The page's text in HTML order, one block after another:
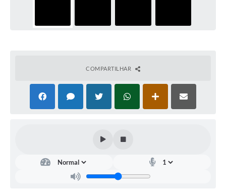
COMPARTILHAR